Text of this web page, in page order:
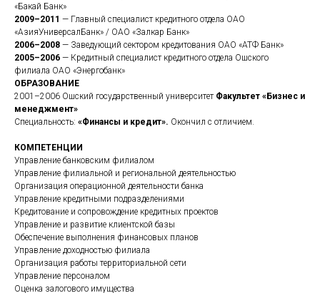
«Бакай Банк»
2009–2011 — Главный специалист кредитного отдела ОАО
«АзияУниверсалБанк» / ОАО «Залкар Банк»
2006–2008 — Заведующий сектором кредитования ОАО «АТФ Банк»
2005–2006 — Кредитный специалист кредитного отдела Ошского
филиала ОАО «Энергобанк»
ОБРАЗОВАНИЕ
2001–2006 Ошский государственный университет Факультет «Бизнес и
менеджмент»
Специальность: «Финансы и кредит». Окончил с отличием.
КОМПЕТЕНЦИИ
Управление банковским филиалом
Управление филиальной и региональной деятельностью
Организация операционной деятельности банка
Управление кредитными подразделениями
Кредитование и сопровождение кредитных проектов
Управление и развитие клиентской базы
Обеспечение выполнения финансовых планов
Управление доходностью филиала
Организация работы территориальной сети
Управление персоналом
Оценка залогового имущества